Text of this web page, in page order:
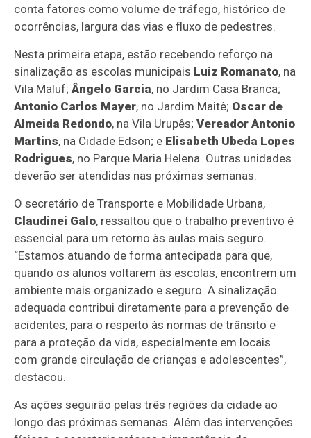
conta fatores como volume de tráfego, histórico de
ocorrências, largura das vias e fluxo de pedestres.
Nesta primeira etapa, estão recebendo reforço na
sinalização as escolas municipais Luiz Romanato, na
Vila Maluf;Ângelo Garcia, no Jardim Casa Branca;
Antonio Carlos Mayer, no Jardim Maitê; Oscar de
Almeida Redondo, na Vila Urupês;Vereador Antonio
Martins, na Cidade Edson; e Elisabeth Ubeda Lopes
Rodrigues, no Parque Maria Helena. Outras unidades
deverão ser atendidas nas próximas semanas.
O secretário de Transporte e Mobilidade Urbana,
Claudinei Galo, ressaltou que o trabalho preventivo é
essencial para um retorno às aulas mais seguro.
“Estamos atuando de forma antecipada para que,
quando os alunos voltarem às escolas, encontrem um
ambiente mais organizado e seguro. A sinalização
adequada contribui diretamente para a prevenção de
acidentes, para o respeito às normas de trânsito e
para a proteção da vida, especialmente em locais
com grande circulação de crianças e adolescentes”,
destacou.
As ações seguirão pelas três regiões da cidade ao
longo das próximas semanas. Além das intervenções